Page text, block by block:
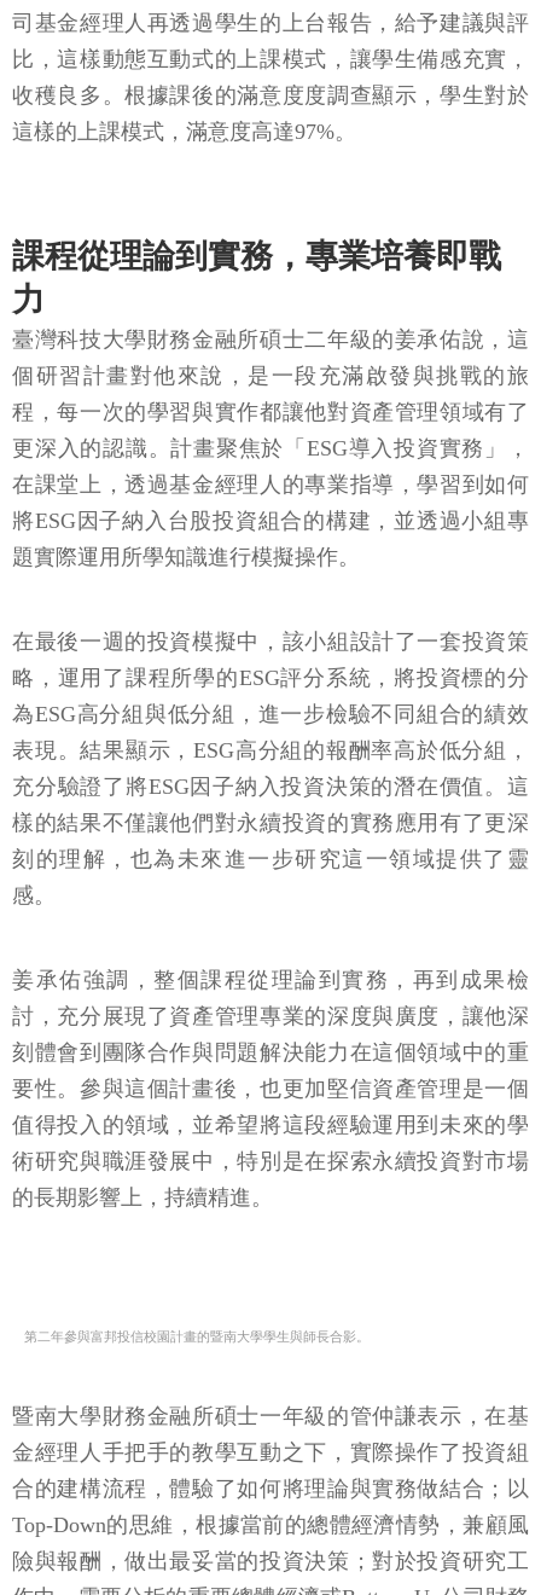
司基金經理人再透過學生的上台報告，給予建議與評
比，這樣動態互動式的上課模式，讓學生備感充實，
收穫良多。根據課後的滿意度度調查顯示，學生對於
這樣的上課模式，滿意度高達97%。
課程從理論到實務，專業培養即戰
力
臺灣科技大學財務金融所碩士二年級的姜承佑說，這
個研習計畫對他來說，是一段充滿啟發與挑戰的旅
程，每一次的學習與實作都讓他對資產管理領域有了
更深入的認識。計畫聚焦於「ESG導入投資實務」，
在課堂上，透過基金經理人的專業指導，學習到如何
將ESG因子納入台股投資組合的構建，並透過小組專
題實際運用所學知識進行模擬操作。
在最後一週的投資模擬中，該小組設計了一套投資策
略，運用了課程所學的ESG評分系統，將投資標的分
為ESG高分組與低分組，進一步檢驗不同組合的績效
表現。結果顯示，ESG高分組的報酬率高於低分組，
充分驗證了將ESG因子納入投資決策的潛在價值。這
樣的結果不僅讓他們對永續投資的實務應用有了更深
刻的理解，也為未來進一步研究這一領域提供了靈
感。
姜承佑強調，整個課程從理論到實務，再到成果檢
討，充分展現了資產管理專業的深度與廣度，讓他深
刻體會到團隊合作與問題解決能力在這個領域中的重
要性。參與這個計畫後，也更加堅信資產管理是一個
值得投入的領域，並希望將這段經驗運用到未來的學
術研究與職涯發展中，特別是在探索永續投資對市場
的長期影響上，持續精進。
第二年參與富邦投信校園計畫的暨南大學學生與師長合影。
暨南大學財務金融所碩士一年級的管仲謙表示，在基
金經理人手把手的教學互動之下，實際操作了投資組
合的建構流程，體驗了如何將理論與實務做結合；以
Top-Down的思維，根據當前的總體經濟情勢，兼顧風
險與報酬，做出最妥當的投資決策；對於投資研究工